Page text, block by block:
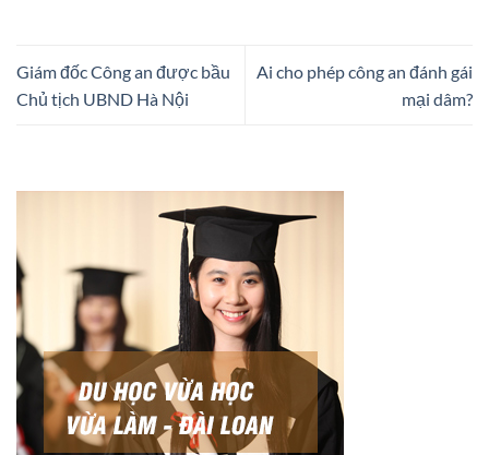
Giám đốc Công an được bầu
Chủ tịch UBND Hà Nội
Ai cho phép công an đánh gái
mại dâm?